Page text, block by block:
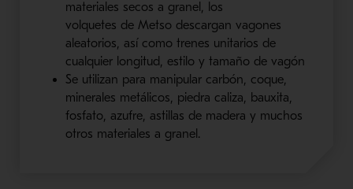
materiales secos a granel, los
volquetes de Metsodescargan vagones
aleatorios, así como trenes unitarios de
cualquier longitud, estilo y tamaño de vagón
Se utilizan para manipular carbón, coque,
minerales metálicos, piedra caliza, bauxita,
fosfato, azufre, astillas de madera y muchos
otros materiales a granel.